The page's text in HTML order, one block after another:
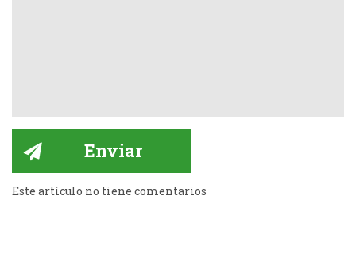
Este artículo no tiene comentarios